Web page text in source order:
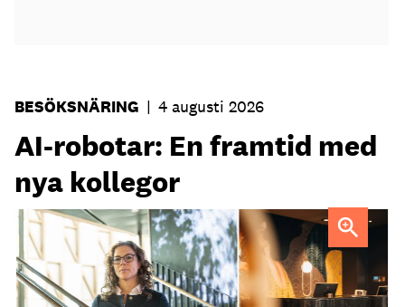
BESÖKSNÄRING | 4 augusti 2026
AI-robotar: En framtid med
nya kollegor
Professor Kristina Palm FOTO: Theresia ViskaFOTO:
Dylan Calluy / Unsplash